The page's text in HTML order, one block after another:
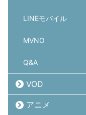
LINEモバイル
MVNO
Q&A
VOD
アニメ